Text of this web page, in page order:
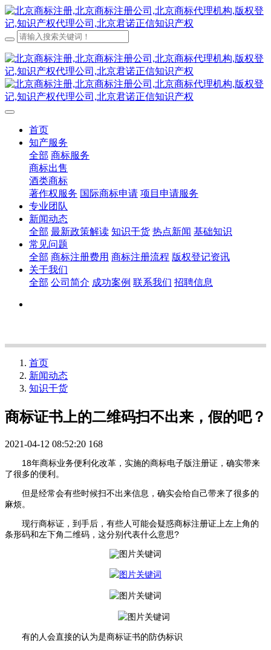
首页
知产服务
全部 商标服务
商标出售
酒类商标
著作权服务 国际商标申请 项目申请服务
专业团队
新闻动态
全部 最新政策解读 知识干货 热点新闻 基础知识
常见问题
全部 商标注册费用 商标注册流程 版权登记资讯
关于我们
全部 公司简介 成功案例 联系我们 招聘信息
首页
新闻动态
知识干货
商标证书上的二维码扫不出来，假的吧？
2021-04-12 08:52:20 168
18年商标业务便利化改革，实施的商标电子版注册证，确实带来
了很多的便利。
但是经常会有些时候扫不出来信息，确实会给自己带来了很多的
麻烦。
现行商标证，到手后，有些人可能会疑惑商标注册证上左上角的
条形码和左下角二维码，这分别代表什么意思?
有的人会直接的认为是商标证书的防伪标识